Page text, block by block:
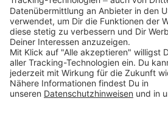
Folge uns auf
* Versandkostenfrei ab 9,00 €
Deutschlands
** Lieferzeit 1-3 Werktage